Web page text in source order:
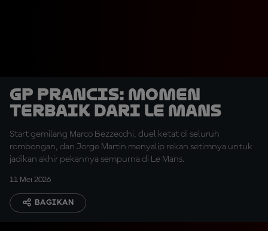
GP Prancis: Momen
Terbaik dari Le Mans
Start gemilang Marco Bezzecchi, duel ketat di seluruh
rombongan, dan Jorge Martin menyalip rekan setimnya untuk
jadikan akhir pekannya sempurna di Le Mans.
11 Mei 2026
BAGIKAN